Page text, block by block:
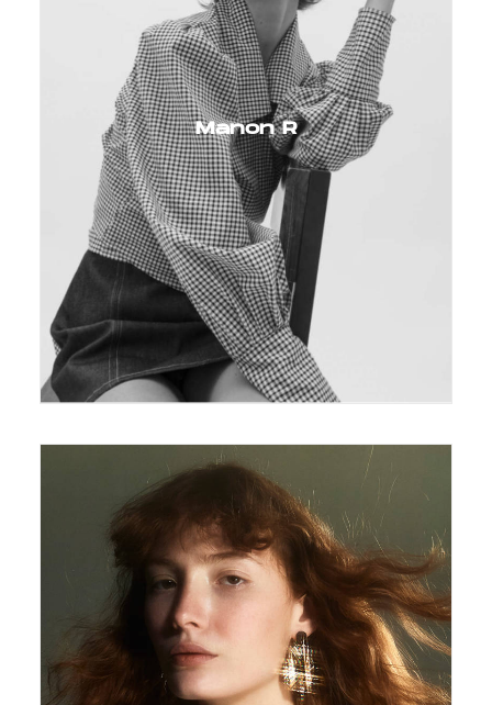
Manon R